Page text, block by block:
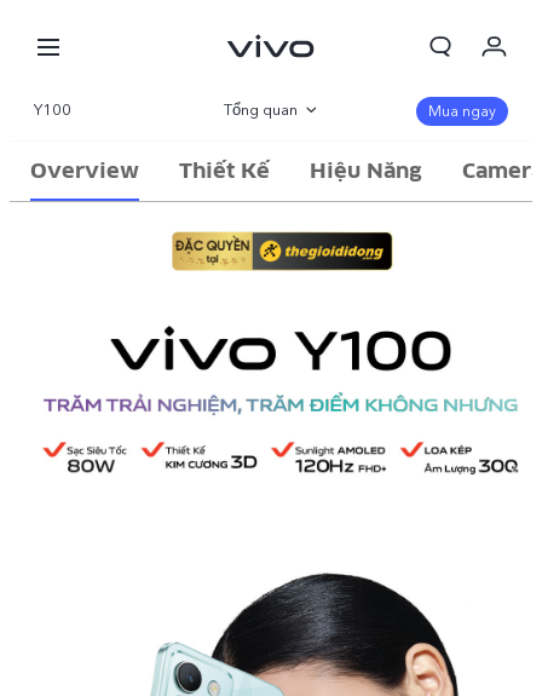
Y100 Tổng quan
Thư viện
Mua ngay
Overview Thiết Kế Hiệu Năng